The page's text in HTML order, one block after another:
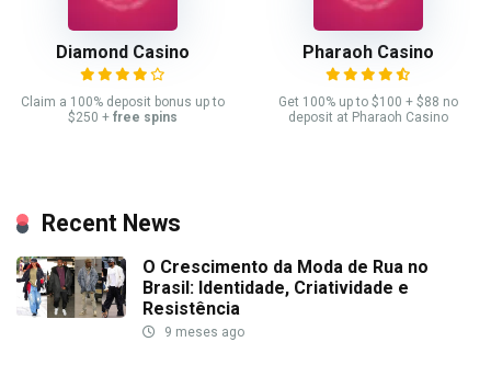
Diamond Casino
Claim a 100% deposit bonus up to
$250 + free spins
Pharaoh Casino
Get 100% up to $100 + $88 no
deposit at Pharaoh Casino
Recent News
O Crescimento da Moda de Rua no
Brasil: Identidade, Criatividade e
Resistência
9 meses ago